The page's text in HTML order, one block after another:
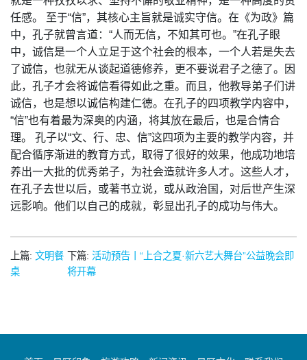
任感。 至于“信”，其核心主旨就是诚实守信。在《为政》篇
中，孔子就曾言道：“人而无信，不知其可也。”在孔子眼
中，诚信是一个人立足于这个社会的根本，一个人若是失去
了诚信，也就无从谈起道德修养，更不要说君子之德了。因
此，孔子才会将诚信看得如此之重。而且，他教导弟子们讲
诚信，也是想以诚信构建仁德。在孔子的四项教学内容中，
“信”也有着最为深奥的内涵，将其放在最后，也是合情合
理。 孔子以“文、行、忠、信”这四项为主要的教学内容，并
配合循序渐进的教育方式，取得了很好的效果，他成功地培
养出一大批的优秀弟子，为社会造就许多人才。这些人才，
在孔子去世以后，或著书立说，或从政治国，对后世产生深
远影响。他们以自己的成就，彰显出孔子的成功与伟大。
上篇: 文明餐
桌
下篇: 活动预告丨“上合之夏·新六艺大舞台”公益晚会即
将开幕